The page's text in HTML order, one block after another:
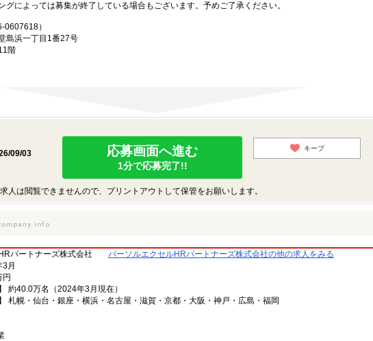
によっては募集が終了している場合もございます。予めご了承ください。
0607618）
島浜一丁目1番27号
階
09/03
応募画面へ進む
1分で応募完了!!
キープ
人は閲覧できませんので、プリントアウトして保管をお願いします。
パートナーズ株式会社
パーソルエクセルHRパートナーズ株式会社の他の求人をみる
月
円
約40.0万名（2024年3月現在）
札幌・仙台・銀座・横浜・名古屋・滋賀・京都・大阪・神戸・広島・福岡